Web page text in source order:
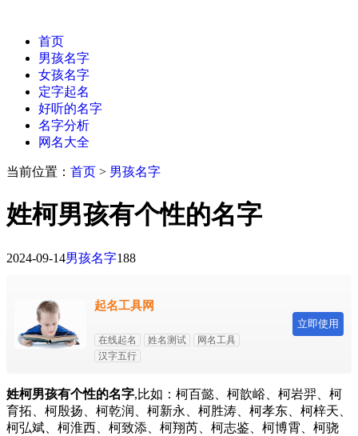
首页
男孩名字
女孩名字
定字起名
好听的名字
名字分析
网名大全
当前位置： 首页 > 男孩名字
姓柯男孩有个性的名字
2024-09-14男孩名字188
起名工具网
在线起名 姓名测试
网名工具
汉字五行
立即使用
姓柯男孩有个性的名字,比如：柯百懿、柯歆峪、柯岩羿、柯
育拓、柯殷扬、柯乾润、柯新永、柯胜涛、柯孝东、柯梓天、
柯弘斌、柯淮西、柯致添、柯翔芮、柯志鉴、柯博霄、柯骁